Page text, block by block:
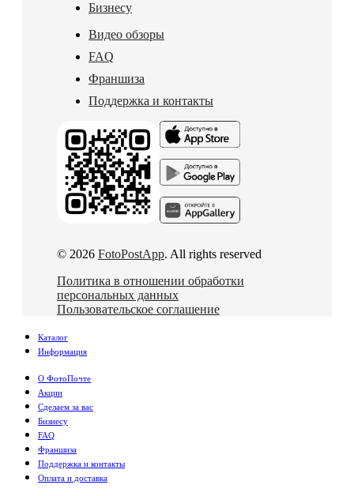
Бизнесу
Видео обзоры
FAQ
Франшиза
Поддержка и контакты
© 2026 FotoPostApp. All rights reserved
Политика в отношении обработки
персональных данных
Пользовательское соглашение
Каталог
Информация
О ФотоПочте
Акции
Сделаем за вас
Бизнесу
FAQ
Франшиза
Поддержка и контакты
Оплата и доставка